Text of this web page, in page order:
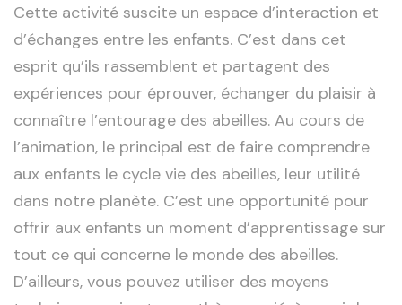
Cette activité suscite un espace d’interaction et
d’échanges entre les enfants. C’est dans cet
esprit qu’ils rassemblent et partagent des
expériences pour éprouver, échanger du plaisir à
connaître l’entourage des abeilles. Au cours de
l’animation, le principal est de faire comprendre
aux enfants le cycle vie des abeilles, leur utilité
dans notre planète. C’est une opportunité pour
offrir aux enfants un moment d’apprentissage sur
tout ce qui concerne le monde des abeilles.
D’ailleurs, vous pouvez utiliser des moyens